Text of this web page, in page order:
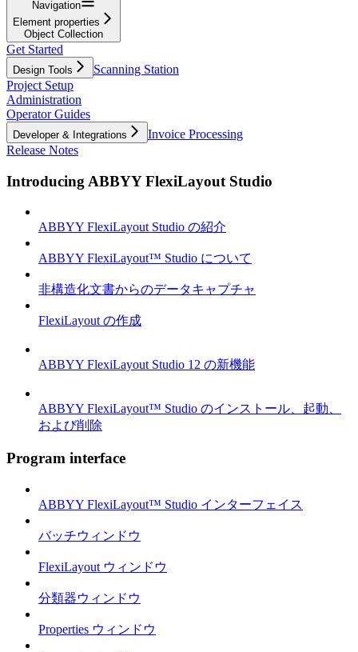
Navigation
Element properties
Object Collection
Get Started
Design Tools
Scanning Station
Project Setup
Administration
Operator Guides
Developer & Integrations
Invoice Processing
Release Notes
Introducing ABBYY FlexiLayout Studio
ABBYY FlexiLayout Studio の紹介
ABBYY FlexiLayout™ Studio について
非構造化文書からのデータキャプチャ
FlexiLayout の作成
ABBYY FlexiLayout Studio 12 の新機能
ABBYY FlexiLayout™ Studio のインストール、起動、
および削除
Program interface
ABBYY FlexiLayout™ Studio インターフェイス
バッチウィンドウ
FlexiLayout ウィンドウ
分類器ウィンドウ
Properties ウィンドウ